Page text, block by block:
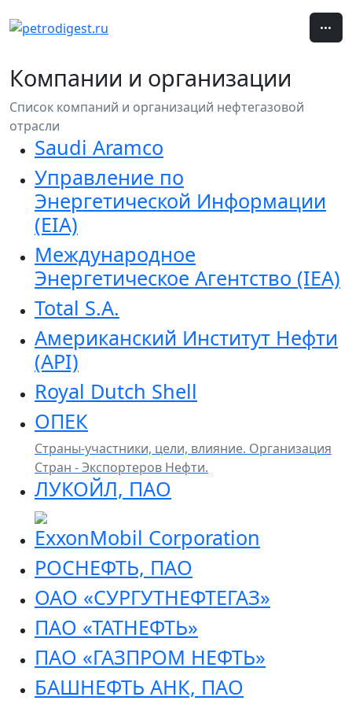
Компании и организации
Список компаний и организаций нефтегазовой
отрасли
Saudi Aramco
Управление по
Энергетической Информации
(EIA)
Международное
Энергетическое Агентство (IEA)
Total S.A.
Американский Институт Нефти
(API)
Royal Dutch Shell
ОПЕК
Страны-участники, цели, влияние. Организация
Стран - Экспортеров Нефти.
ЛУКОЙЛ, ПАО
ExxonMobil Corporation
РОСНЕФТЬ, ПАО
ОАО «СУРГУТНЕФТЕГАЗ»
ПАО «ТАТНЕФТЬ»
ПАО «ГАЗПРОМ НЕФТЬ»
БАШНЕФТЬ АНК, ПАО